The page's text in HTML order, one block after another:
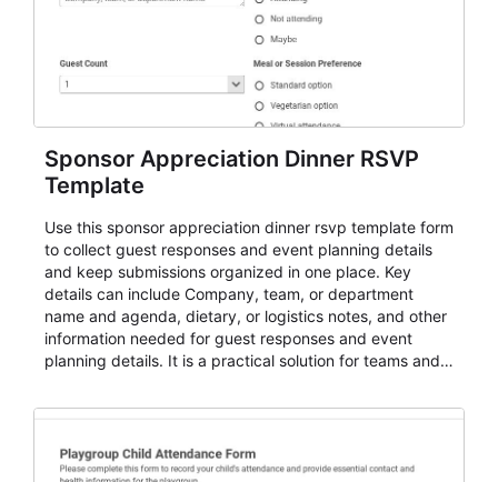
Sponsor Appreciation Dinner RSVP
Template
Use this sponsor appreciation dinner rsvp template form
to collect guest responses and event planning details
and keep submissions organized in one place. Key
details can include Company, team, or department
name and agenda, dietary, or logistics notes, and other
information needed for guest responses and event
planning details. It is a practical solution for teams and
for teams and organizations.